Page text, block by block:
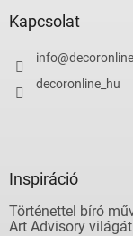
Kapcsolat
info@
decoronline_hu
Inspiráció
Történettel bíró
Art Advisory világát